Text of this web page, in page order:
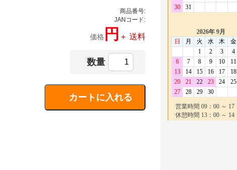
商品番号:
JANコード:
価格 円 ＋ 送料
数量